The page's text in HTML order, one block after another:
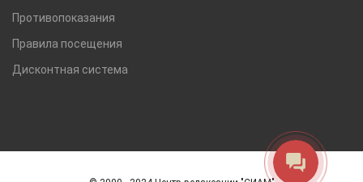
Противопоказания
Правила посещения
Дисконтная система